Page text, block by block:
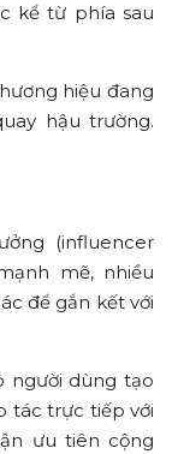
kể từ phía sau
hiệu đang
hậu trường.
(influencer
mẽ, nhiều
để gắn kết với
người dùng tạo
tác trực tiếp với
ưu tiên cộng